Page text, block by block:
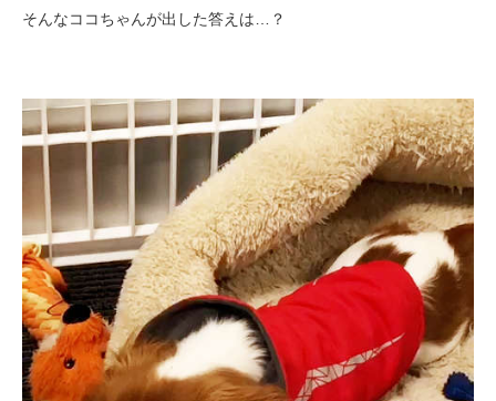
そんなココちゃんが出した答えは…？
いぬ部をフォロー
ねこ部をフォロー
アプリをダウンロードする